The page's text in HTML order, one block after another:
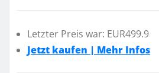
Letzter Preis war: EUR499.9
Jetzt kaufen | Mehr Infos